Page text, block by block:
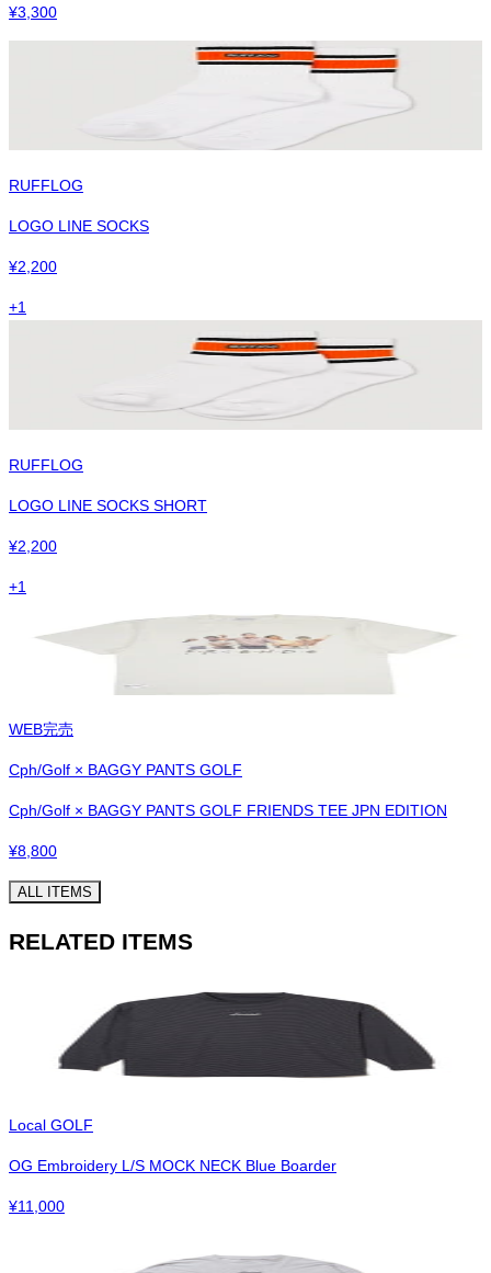
¥3,300
RUFFLOG
LOGO LINE SOCKS
¥2,200
+1
RUFFLOG
LOGO LINE SOCKS SHORT
¥2,200
+1
WEB完売
Cph/Golf × BAGGY PANTS GOLF
Cph/Golf × BAGGY PANTS GOLF FRIENDS TEE JPN EDITION
¥8,800
ALL ITEMS
RELATED ITEMS
Local GOLF
OG Embroidery L/S MOCK NECK Blue Boarder
¥11,000